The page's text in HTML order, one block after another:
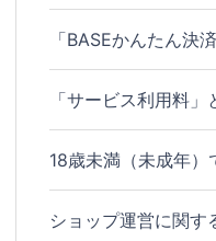
「BASEかんたん決
「サービス利用料
18歳未満（未成年
ショップ運営に関す